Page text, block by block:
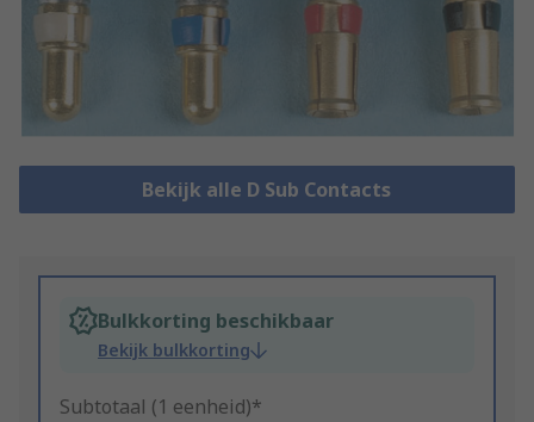
Bekijk alle D Sub Contacts
Bulkkorting beschikbaar
Bekijk bulkkorting
Subtotaal (1 eenheid)*